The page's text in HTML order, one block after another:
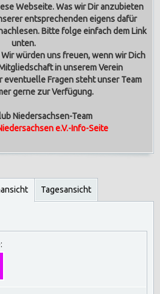
Webseite. Was wir Dir anzubieten
entsprechenden eigens dafür
Bitte folge einfach dem Link
unten.
würden uns freuen, wenn wir Dich
in unserem Verein
eventuelle Fragen steht unser Team
gerne zur Verfügung.
Niedersachsen-Team
e.V.-Info-Seite
Tagesansicht